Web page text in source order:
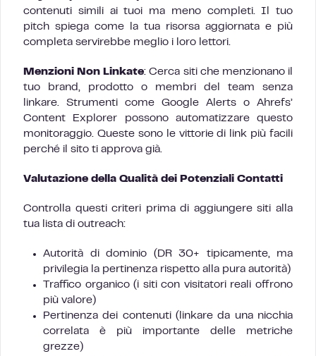
contenuti simili ai tuoi ma meno completi. Il tuo
pitch spiega come la tua risorsa aggiornata e più
completa servirebbe meglio i loro lettori.
Menzioni Non Linkate: Cerca siti che menzionano il
tuo brand, prodotto o membri del team senza
linkare. Strumenti come Google Alerts o Ahrefs’
Content Explorer possono automatizzare questo
monitoraggio. Queste sono le vittorie di link più facili
perché il sito ti approva già.
Valutazione della Qualità dei Potenziali Contatti
Controlla questi criteri prima di aggiungere siti alla
tua lista di outreach:
Autorità di dominio (DR 30+ tipicamente, ma
privilegia la pertinenza rispetto alla pura autorità)
Traffico organico (i siti con visitatori reali offrono
più valore)
Pertinenza dei contenuti (linkare da una nicchia
correlata è più importante delle metriche
grezze)